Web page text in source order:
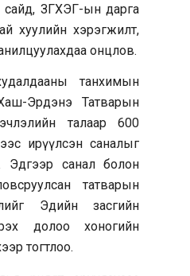
ЗГХЭГ-ын дарга
хуулийн хэрэгжилт,
онцлов.
танхимын
Эрдэнэ Татварын
талаар 600
ирүүлсэн саналыг
Эдгээр санал болон
татварын
Эдийн засгийн
долоо хоногийн
тогтлоо.